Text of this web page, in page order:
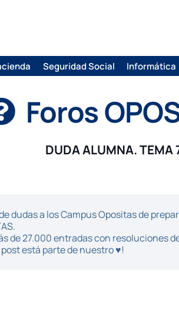
Seguridad Social Informática
Foros
DUDA ALUMNA. TEMA
dudas a los Campus Opositas de
de 27.000 entradas con resoluciones
está parte de nuestro ♥!